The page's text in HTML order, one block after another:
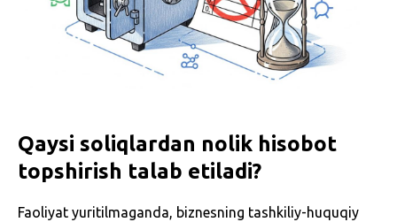
Qaysi soliqlardan nolik hisobot
topshirish talab etiladi?
Faoliyat yuritilmaganda, biznesning tashkiliy-huquqiy